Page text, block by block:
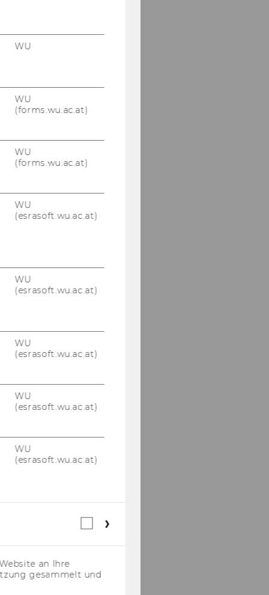
WU
WU
(forms.wu.ac.at)
WU
(forms.wu.ac.at)
WU
(esrasoft.wu.ac.at)
WU
(esrasoft.wu.ac.at)
WU
(esrasoft.wu.ac.at)
WU
(esrasoft.wu.ac.at)
WU
(esrasoft.wu.ac.at)
Webstatistik
an Ihre
gesammelt und